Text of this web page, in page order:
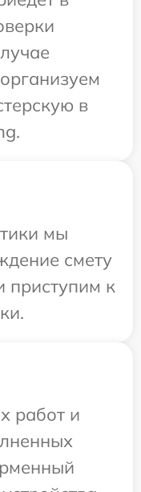
в
мы
смету
приступим к
работ и